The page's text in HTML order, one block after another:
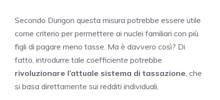
Secondo Durigon questa misura potrebbe essere utile
come criterio per permettere ai nuclei familiari con più
figli di pagare meno tasse. Ma è davvero così? Di
fatto, introdurre tale coefficiente potrebbe
rivoluzionare l’attuale sistema di tassazione, che
si basa direttamente sui redditi individuali.